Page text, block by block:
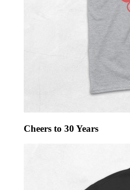
Cheers to 30 Years